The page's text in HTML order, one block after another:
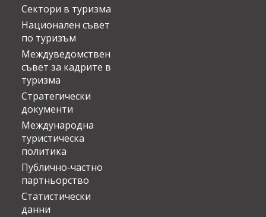
Сектори в туризма
Национален съвет
по туризъм
Междуведомствен
съвет за кадрите в
туризма
Стратегически
документи
Международна
туристическа
политика
Публично-частно
партньорство
Статистически
данни